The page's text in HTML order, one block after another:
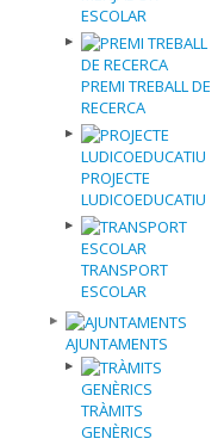
ESCOLAR
PREMI TREBALL DE
RECERCA
PROJECTE
LUDICOEDUCATIU
TRANSPORT
ESCOLAR
AJUNTAMENTS
TRÀMITS
GENÈRICS